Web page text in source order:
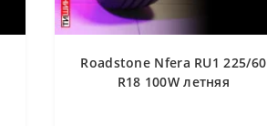
Roadstone Nfera RU1 225/60
R18 100W летняя